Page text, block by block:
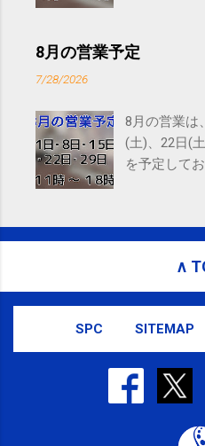
れないこと
お問い合わ
8月の営業予定
7/28/2026
8月の営業は
(土)、22日(
を予定して
す。 電話
ので、ご予
をおすすめ
∧
SPC SITEMAP